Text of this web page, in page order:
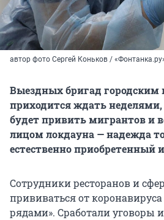
автор фото Сергей Коньков /
Выездных бригад
приходится ждать
будет привить мигрантов и
лицом локдауна — надежда
естественно приобретенный
Сотрудники ресторанов и
прививаться от
рядами». Сработали уговоры